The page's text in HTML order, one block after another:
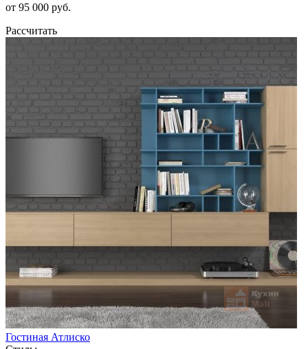
от 95 000 руб.
Рассчитать
Гостиная Атлиско